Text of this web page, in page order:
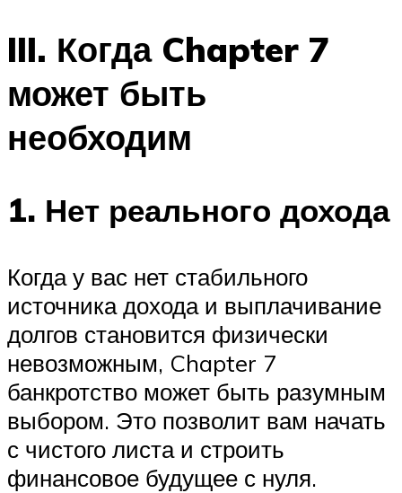
III. Когда Chapter 7
может быть
необходим
1. Нет реального дохода
Когда у вас нет стабильного
источника дохода и выплачивание
долгов становится физически
невозможным, Chapter 7
банкротство может быть разумным
выбором. Это позволит вам начать
с чистого листа и строить
финансовое будущее с нуля.